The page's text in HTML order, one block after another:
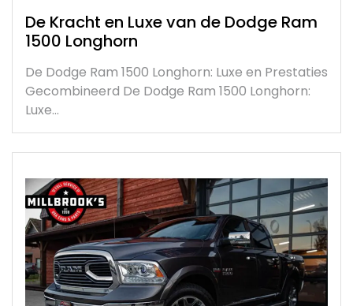
De Kracht en Luxe van de Dodge Ram
1500 Longhorn
De Dodge Ram 1500 Longhorn: Luxe en Prestaties
Gecombineerd De Dodge Ram 1500 Longhorn:
Luxe…